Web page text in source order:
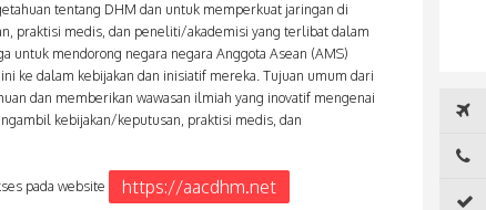
tentang DHM dan untuk memperkuat jaringan di
praktisi medis, dan peneliti/akademisi yang terlibat dalam
untuk mendorong negara negara Anggota Asean (AMS)
ke dalam kebijakan dan inisiatif mereka. Tujuan umum dari
dan memberikan wawasan ilmiah yang inovatif mengenai
kebijakan/keputusan, praktisi medis, dan
pada website https://aacdhm.net